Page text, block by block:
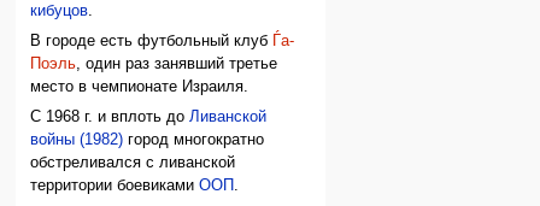
кибуцов
В городе есть футбольный клуб
Ѓа-
Поэль, один раз занявший третье
место в чемпионате Израиля.
С 1968 г. и вплоть доЛиванской
войны (1982) город многократно
обстреливался с ливанской
территории боевикамиООП .